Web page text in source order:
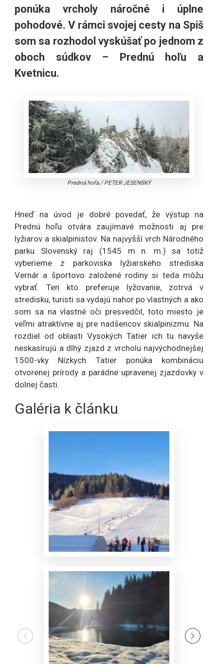
ponúka vrcholy náročné i úplne
pohodové. V rámci svojej cesty na Spiš
som sa rozhodol vyskúšať po jednom z
oboch súdkov – Prednú hoľu a
Kvetnicu.
Predná hoľa/PETER JESENSKÝ
Hneď na úvod je dobré povedať, že výstup na
Prednú hoľu otvára zaujímavé možnosti aj pre
lyžiarov a skialpinistov. Na najvyšší vrch Národného
parku Slovenský raj (1545 m n. m.) sa totiž
vyberieme z parkoviska lyžiarskeho strediska
Vernár a športovo založené rodiny si teda môžu
vybrať. Ten kto preferuje lyžovanie, zotrvá v
stredisku, turisti sa vydajú nahor po vlastných a ako
som sa na vlastné oči presvedčil, toto miesto je
veľmi atraktívne aj pre nadšencov skialpinizmu. Na
rozdiel od oblasti Vysokých Tatier ich tu navyše
neskasírujú a dlhý zjazd z vrcholu najvýchodnejšej
1500-vky Nízkych Tatier ponúka kombináciu
otvorenej prírody a parádne upravenej zjazdovky v
dolnej časti.
Galéria k článku